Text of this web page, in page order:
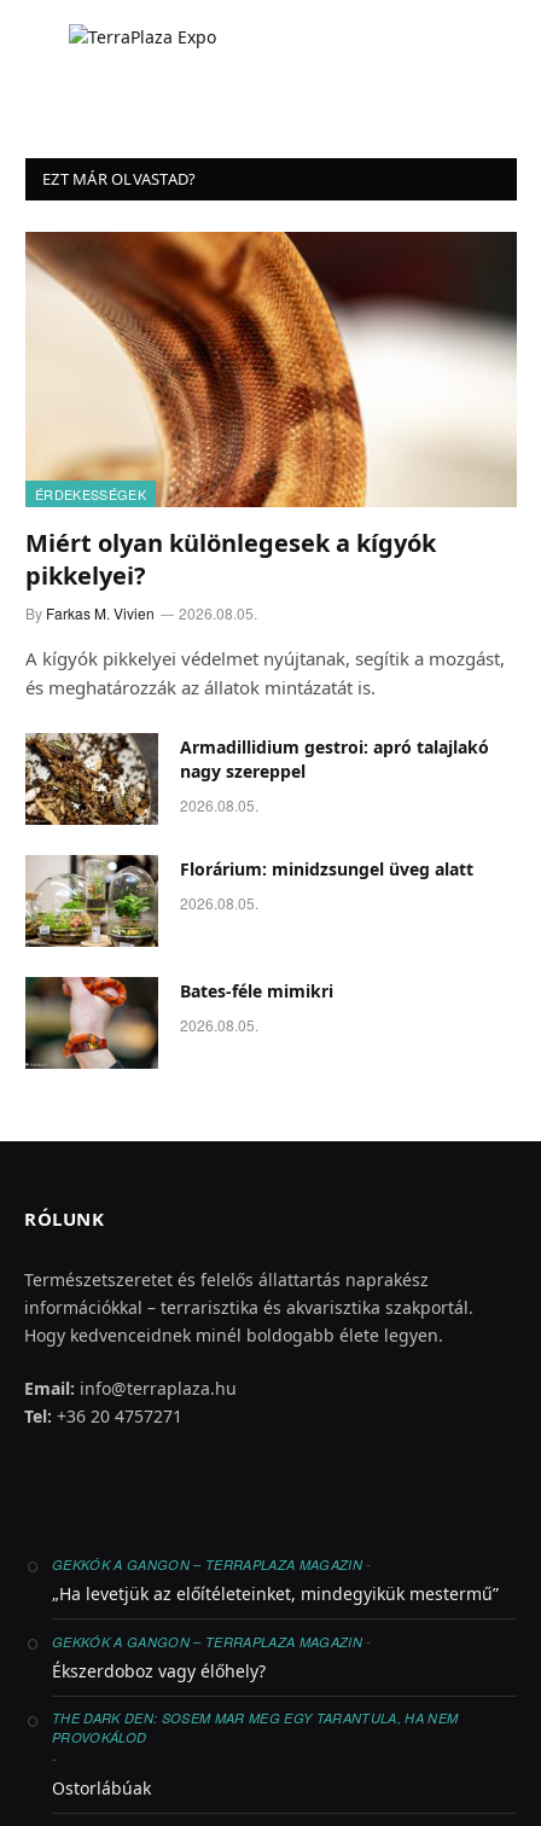
EZT MÁR OLVASTAD?
ÉRDEKESSÉGEK
Miért olyan különlegesek a kígyók
pikkelyei?
By Farkas M. Vivien 2026.08.05.
A kígyók pikkelyei védelmet nyújtanak, segítik a mozgást,
és meghatározzák az állatok mintázatát is.
Armadillidium gestroi: apró talajlakó
nagy szereppel
2026.08.05.
Florárium: minidzsungel üveg alatt
2026.08.05.
Bates-féle mimikri
2026.08.05.
RÓLUNK
Természetszeretet és felelős állattartás naprakész
információkkal – terrarisztika és akvarisztika szakportál.
Hogy kedvenceidnek minél boldogabb élete legyen.
Email: info@terraplaza.hu
Tel: +36 20 4757271
GEKKÓK A GANGON – TERRAPLAZA MAGAZIN-
„Ha levetjük az előítéleteinket, mindegyikük mestermű”
GEKKÓK A GANGON – TERRAPLAZA MAGAZIN-
Ékszerdoboz vagy élőhely?
THE DARK DEN: SOSEM MAR MEG EGY TARANTULA, HA NEM
PROVOKÁLOD
-
Ostorlábúak